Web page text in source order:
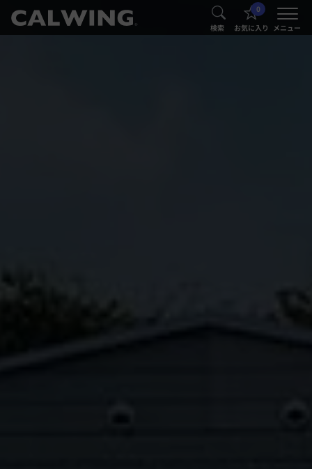
® 検索
0
お気に入り メニュー
®